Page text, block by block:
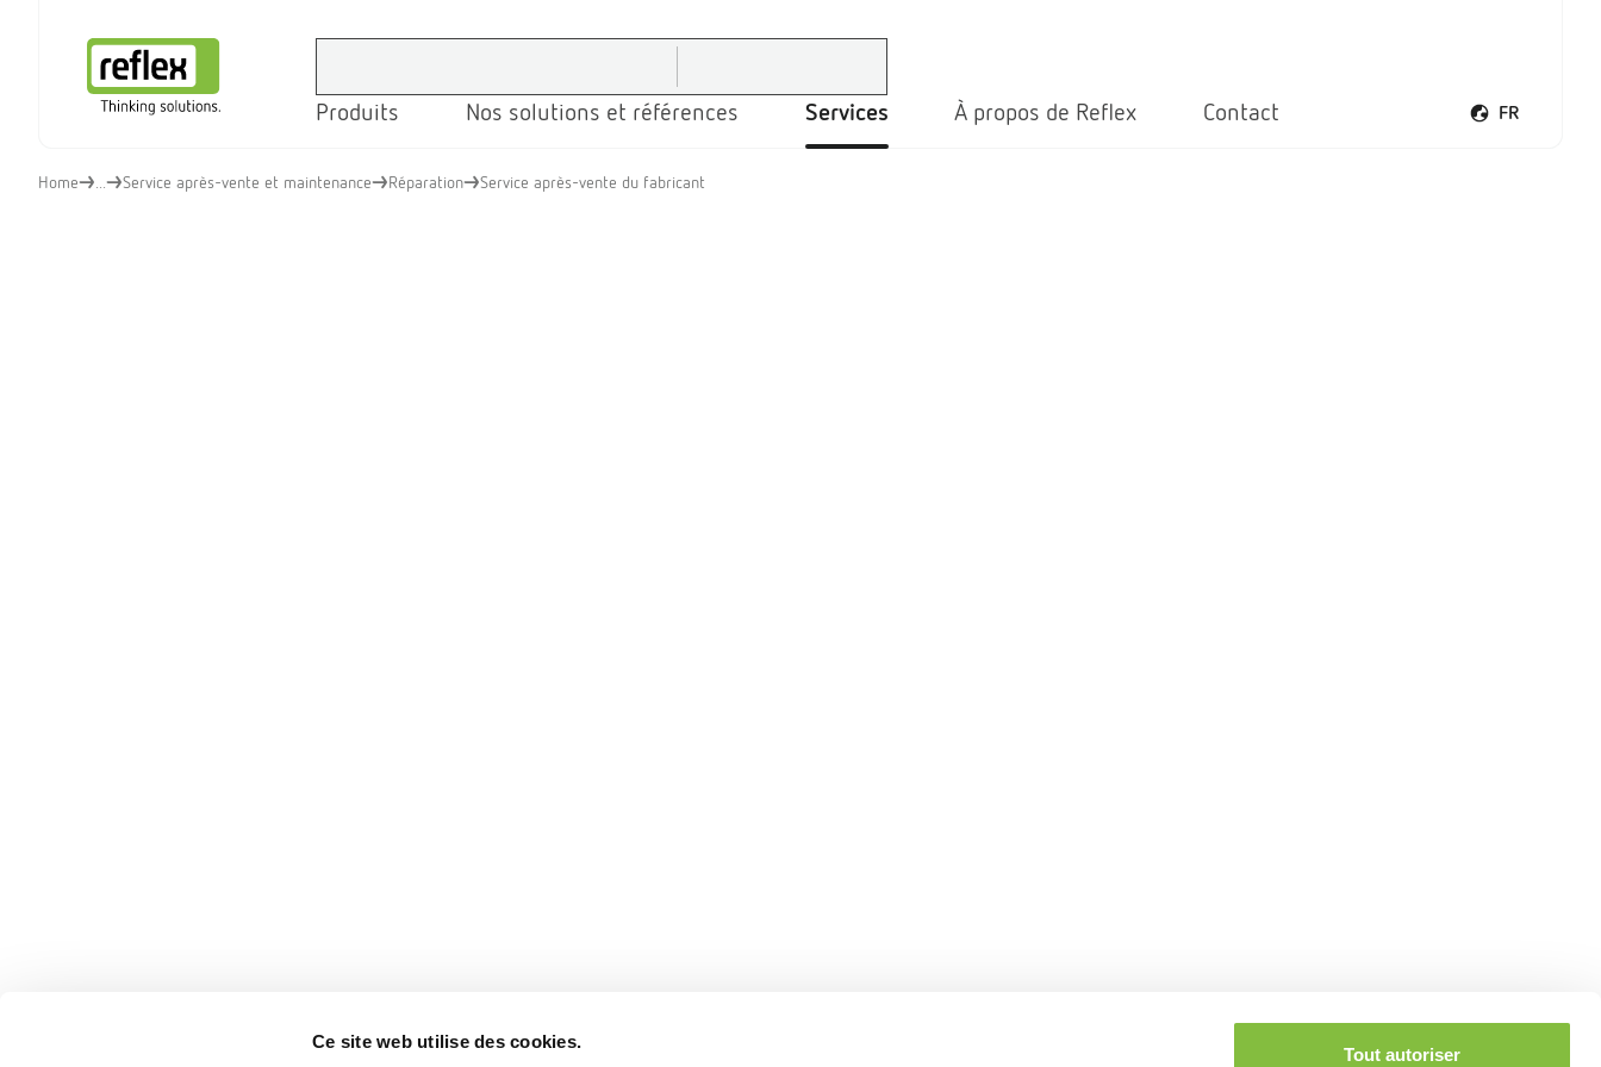
Ce site web utilise des cookies.
Tout autoriser
Produits Nos solutions et références Services À propos de Reflex Contact FR
Ouvrir le menu
Home Service après-vente et maintenance Réparation Service après-vente du fabricant